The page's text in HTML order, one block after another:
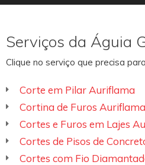
Serviços da Águia
Clique no serviço que precisa
Corte em Pilar Auriflama
Cortina de Furos Auriflama
Cortes e Furos em Lajes
Cortes de Pisos de
Cortes com Fio